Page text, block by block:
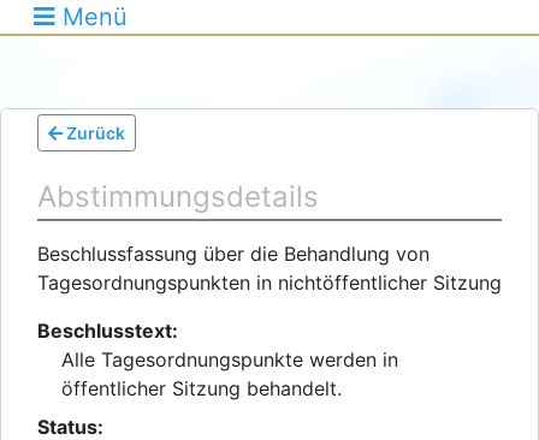
Menü
Zurück
Abstimmungsdetails
Beschlussfassung über die Behandlung von
Tagesordnungspunkten in nichtöffentlicher Sitzung
Beschlusstext:
Alle Tagesordnungspunkte werden in
öffentlicher Sitzung behandelt.
Status: